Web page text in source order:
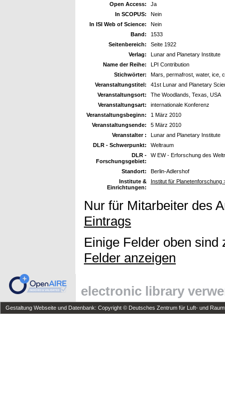
Open Access:
Ja
In SCOPUS:
Nein
In ISI Web of Science:
Nein
Band:
1533
Seitenbereich:
Seite 1922
Verlag:
Lunar and Planetary Institute
Name der Reihe:
LPI Contribution
Stichwörter:
Mars, permafrost, water, ice,
Veranstaltungstitel:
41st Lunar and Planetary
Veranstaltungsort:
The Woodlands, Texas, USA
Veranstaltungsart:
internationale Konferenz
Veranstaltungsbeginn:
1 März 2010
Veranstaltungsende:
5 März 2010
Veranstalter :
Lunar and Planetary Institute
DLR - Schwerpunkt:
Weltraum
DLR -
Forschungsgebiet:
W EW - Erforschung des
Standort:
Berlin-Adlershof
Institute &
Einrichtungen:
Institut für Planetenforschung
Nur für Mitarbeiter des
Eintrags
Einige Felder oben
Felder anzeigen
electronic library
Gestaltung Webseite und Datenbank: Copyright © Deutsches Zentrum für Luft- und